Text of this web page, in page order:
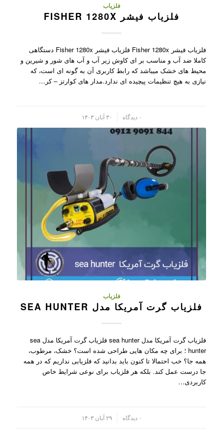
فلزیاب
فلزیاب فیشر FISHER 1280X
فلزیاب فیشر Fisher 1280x فلزیاب فیشر Fisher 1280x دستگاهی
کاملا ضد آب و مناسب بر ای کاوش زیر آب و آب های شور و شیرین و
محیط های خشک میباشد که رابط کاربری آن به گونه ای است، که
نیازی به هیچ تنظیمات پیچیده ای ندارد.مدار های کوارتز – کر…
۰ دیدگاه ۳۰ آبان ۱۴۰۳
فلزیاب
فلزیاب گرت آمریکا مدل SEA HUNTER
فلزیاب گرت آمریکا مدل sea hunter فلزیاب گرت آمریکا مدل sea
hunter ؛ برای چه مکان هایی طراحی شده است؟ خشک، مرطوب،
همه جا؟ خب احتمالا تا کنون باید بدانید که فلزیابی نداریم که در همه
جا درست عمل کند. بلکه هر فلزیاب برای نوعی شرایط خاص
کاربردی…
۰ دیدگاه ۲۹ آبان ۱۴۰۳